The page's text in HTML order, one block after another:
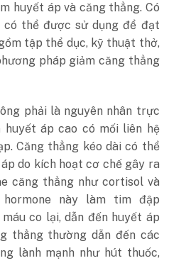
huyết áp và căng thẳng. Có
có thể được sử dụng để đạt
tập thể dục, kỹ thuật thở,
pháp giảm căng thẳng
phải là nguyên nhân trực
huyết áp cao có mối liên hệ
Căng thẳng kéo dài có thể
do kích hoạt cơ chế gây ra
căng thẳng như cortisol và
hormone này làm tim đập
co lại, dẫn đến huyết áp
thẳng thường dẫn đến các
lành mạnh như hút thuốc,